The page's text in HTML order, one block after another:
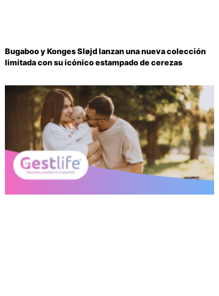
Bugaboo y Konges Sløjd lanzan una nueva colección
limitada con su icónico estampado de cerezas